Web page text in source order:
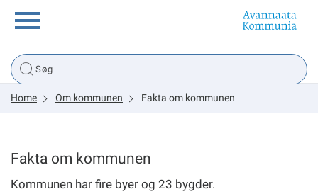
Borger
Politik
Home Om kommunen Fakta om kommunen
Fakta om kommunen
Kommunen har fire byer og 23 bygder.